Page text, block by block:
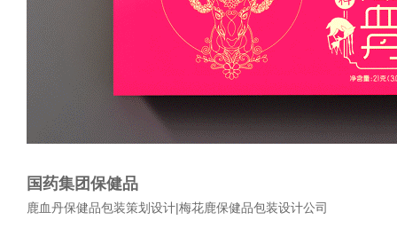
国药集团保健品
鹿血丹保健品包装策划设计|梅花鹿保健品包装设计公司